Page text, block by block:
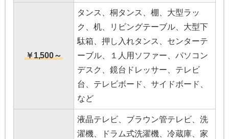
￥1,500～
タンス、桐タンス、棚、大型ラッ
ク、机、リビングテーブル、大型下
駄箱、押し入れタンス、センターテ
ーブル、１人用ソファー、パソコン
デスク、鏡台ドレッサー、テレビ
台、テレビボード、サイドボード、
など
液晶テレビ、ブラウン管テレビ、洗
濯機、ドラム式洗濯機、冷蔵庫、家